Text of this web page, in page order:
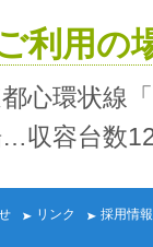
利用の
心環状線
収容台数
リンク
採用情報